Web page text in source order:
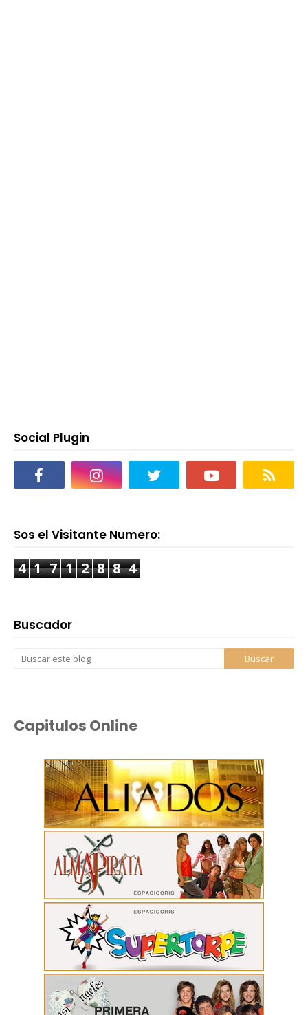
Social Plugin
Sos el Visitante Numero:
4 1 7 1 2 8 8 4
Buscador
Capitulos Online